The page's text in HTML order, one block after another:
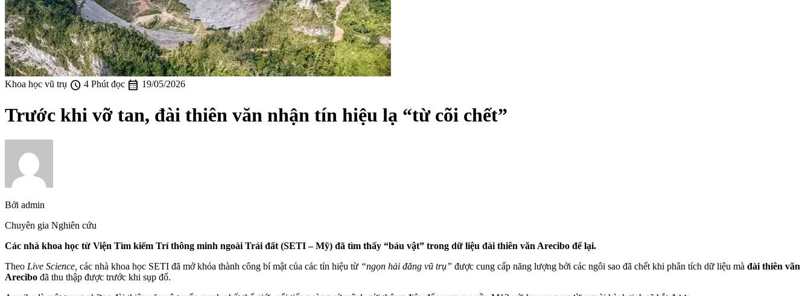
Khoa học vũ trụ schedule 4 Phút đọc calendar_month 19/05/2026
Trước khi vỡ tan, đài thiên văn nhận tín hiệu lạ “từ cõi chết”
Bởi admin
Chuyên gia Nghiên cứu
Các nhà khoa học từ Viện Tìm kiếm Trí thông minh ngoài Trái đất (SETI – Mỹ) đã tìm thấy “báu vật” trong dữ liệu đài thiên văn Arecibo để lại.
Theo Live Science, các nhà khoa học SETI đã mở khóa thành công bí mật của các tín hiệu từ “ngọn hải đăng vũ trụ” được cung cấp năng lượng bởi các ngôi sao đã chết khi phân tích dữ liệu mà đài thiên văn
Arecibo đã thu thập được trước khi sụp đổ.